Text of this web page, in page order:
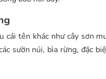
tên khác như cây sơn
sườn núi, bìa rừng, đặc